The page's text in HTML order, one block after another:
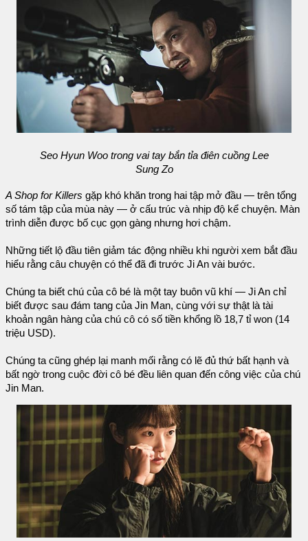
Seo Hyun Woo trong vai tay bắn tỉa điên cuồng Lee
Sung Zo
A Shop for Killers gặp khó khăn trong hai tập mở đầu — trên tổng
số tám tập của mùa này — ở cấu trúc và nhịp độ kể chuyện. Màn
trình diễn được bố cục gọn gàng nhưng hơi chậm.
Những tiết lộ đầu tiên giảm tác động nhiều khi người xem bắt đầu
hiểu rằng câu chuyện có thể đã đi trước Ji An vài bước.
Chúng ta biết chú của cô bé là một tay buôn vũ khí — Ji An chỉ
biết được sau đám tang của Jin Man, cùng với sự thật là tài
khoản ngân hàng của chú cô có số tiền khổng lồ 18,7 tỉ won (14
triệu USD).
Chúng ta cũng ghép lại manh mối rằng có lẽ đủ thứ bất hạnh và
bất ngờ trong cuộc đời cô bé đều liên quan đến công việc của chú
Jin Man.